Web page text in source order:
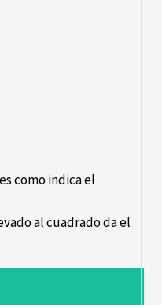
como indica el
al cuadrado da el